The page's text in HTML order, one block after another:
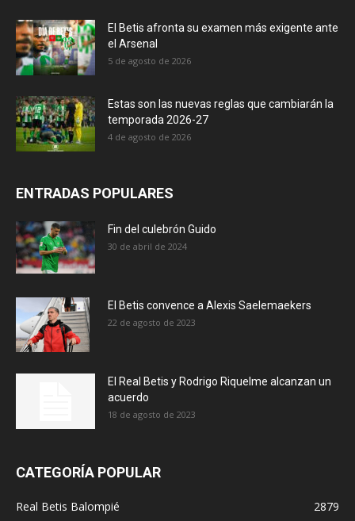
El Betis afronta su examen más exigente ante
el Arsenal
5 de agosto de 2026
Estas son las nuevas reglas que cambiarán la
temporada 2026-27
4 de agosto de 2026
ENTRADAS POPULARES
Fin del culebrón Guido
30 de abril de 2024
El Betis convence a Alexis Saelemaekers
22 de agosto de 2023
El Real Betis y Rodrigo Riquelme alcanzan un
acuerdo
18 de agosto de 2023
CATEGORÍA POPULAR
Real Betis Balompié
2879